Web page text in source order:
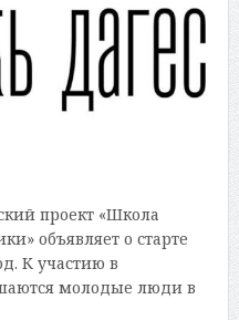
проект «Школа
объявляет о старте
К участию в
молодые люди в